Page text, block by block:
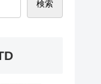
検索